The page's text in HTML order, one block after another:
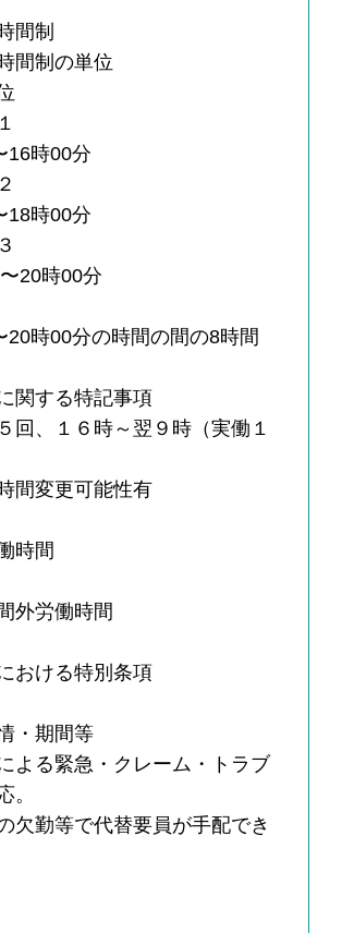
間制
間制の単位
16時00分
18時00分
20時00分
20時00分の時間の間の8時間
関する特記事項
回、１６時～翌９時（実働１
間変更可能性有
時間
外労働時間
おける特別条項
・期間等
よる緊急・クレーム・トラブ
。
欠勤等で代替要員が手配でき